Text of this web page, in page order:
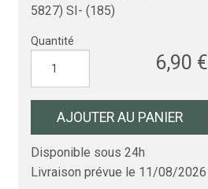
5827) SI- (185)
Quantité
6,90 €
AJOUTER AU PANIER
Disponible sous 24h
Livraison prévue le 11/08/2026